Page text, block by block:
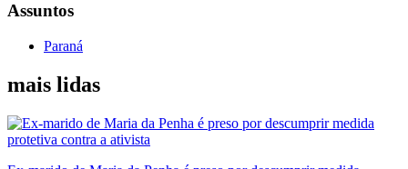
Assuntos
Paraná
mais lidas